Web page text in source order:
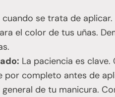
cuando se trata de
el color de tus uñas.
La paciencia es
por completo antes de
de tu manicura.